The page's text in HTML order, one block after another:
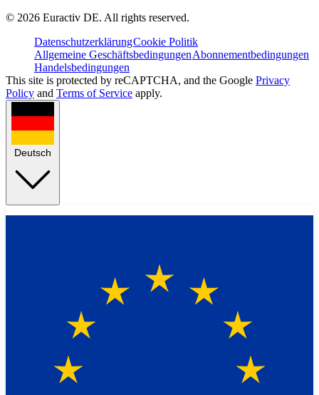
© 2026 Euractiv DE. All rights reserved.
DatenschutzerklärungCookie Politik
Allgemeine GeschäftsbedingungenAbonnementbedingungen
Handelsbedingungen
This site is protected by reCAPTCHA, and the Google Privacy
Policy and Terms of Service apply.
Deutsch